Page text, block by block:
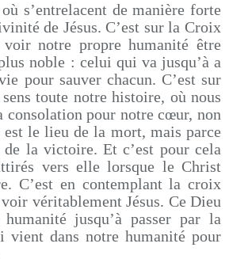
s’entrelacent de manière forte
de Jésus. C’est sur la Croix
notre propre humanité être
noble : celui qui va jusqu’à a
pour sauver chacun. C’est sur
toute notre histoire, où nous
consolation pour notre cœur, non
le lieu de la mort, mais parce
la victoire. Et c’est pour cela
vers elle lorsque le Christ
C’est en contemplant la croix
véritablement Jésus. Ce Dieu
jusqu’à passer par la
vient dans notre humanité pour